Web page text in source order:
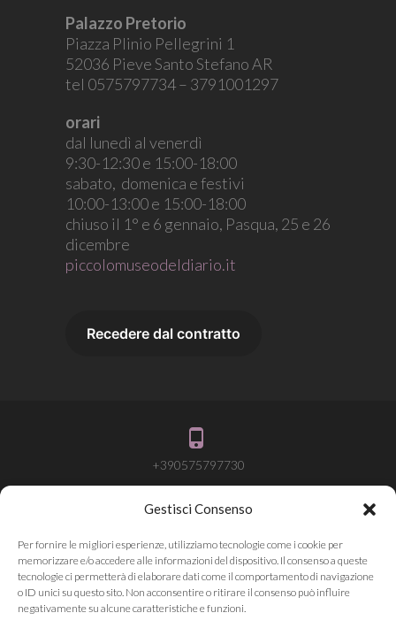
Gestisci Consenso
Per fornire le migliori esperienze, utilizziamo tecnologie come i cookie per
memorizzare e/o accedere alle informazioni del dispositivo. Il consenso a queste
tecnologie ci permetterà di elaborare dati come il comportamento di navigazione
o ID unici su questo sito. Non acconsentire o ritirare il consenso può influire
negativamente su alcune caratteristiche e funzioni.
Palazzo Pretorio
Piazza Plinio Pellegrini 1
52036 Pieve Santo Stefano AR
tel 0575797734 – 3791001297
orari
dal lunedì al venerdì
9:30-12:30 e 15:00-18:00
sabato, domenica e festivi
10:00-13:00 e 15:00-18:00
chiuso il 1° e 6 gennaio, Pasqua, 25 e 26
dicembre
piccolomuseodeldiario.it
+390575797730
Pieve Santo Stefano AR